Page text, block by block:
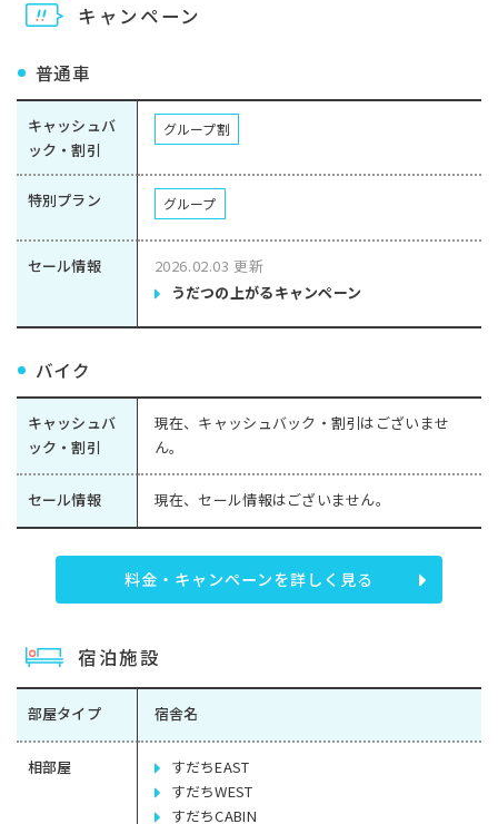
キャンペーン
普通車
キャッシュバ
ック・割引
グループ割
特別プラン グループ
セール情報
2026.02.03 更新
うだつの上がるキャンペーン
バイク
キャッシュバ
ック・割引
現在、キャッシュバック・割引はございませ
ん。
セール情報 現在、セール情報はございません。
料金・キャンペーンを詳しく見る
宿泊施設
部屋タイプ 宿舎名
相部屋
すだちEAST
すだちWEST
すだちCABIN